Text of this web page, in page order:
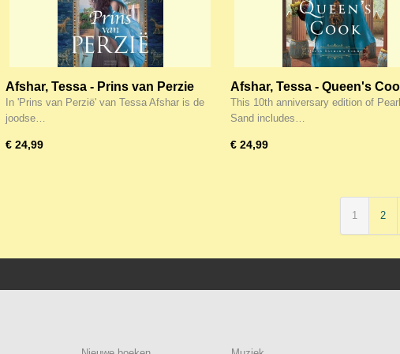
Afshar, Tessa - Prins van Perzie
In 'Prins van Perzië' van Tessa Afshar is de
joodse…
€ 24,99
Afshar, Tessa - Queen's
(Queen Esther''s Court)
This 10th anniversary edition of
Sand includes…
€ 24,99
1 2